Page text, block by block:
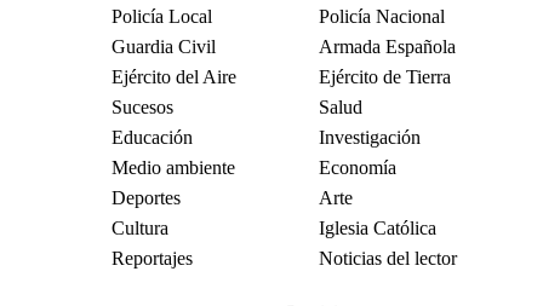
Policía Local
Policía Nacional
Guardia Civil
Armada Española
Ejército del Aire
Ejército de Tierra
Sucesos
Salud
Educación
Investigación
Medio ambiente
Economía
Deportes
Arte
Cultura
Iglesia Católica
Reportajes
Noticias del lector